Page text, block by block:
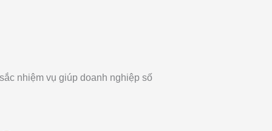
nhiệm vụ giúp doanh nghiệp số